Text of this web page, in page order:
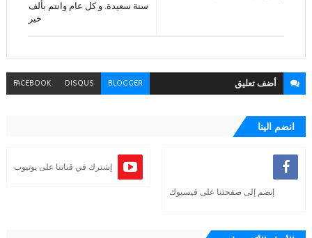
سنة سعيدة. و كل عام وانتم بألف
خير
أضف تعليق BLOGGER
DISQUS
FACEBOOK
انضم الينا
إنضم إلى صفحتنا على فيسبوك
إشترك في قناتنا على يوتيوب